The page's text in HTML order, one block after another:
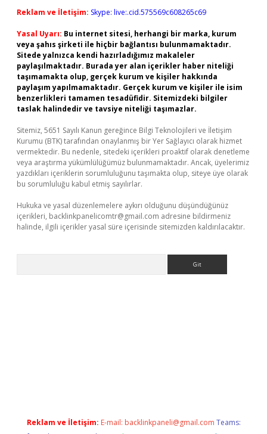
Reklam ve İletişim: Skype: live:.cid.575569c608265c69
Yasal Uyarı: Bu internet sitesi, herhangi bir marka, kurum
veya şahıs şirketi ile hiçbir bağlantısı bulunmamaktadır.
Sitede yalnızca kendi hazırladığımız makaleler
paylaşılmaktadır. Burada yer alan içerikler haber niteliği
taşımamakta olup, gerçek kurum ve kişiler hakkında
paylaşım yapılmamaktadır. Gerçek kurum ve kişiler ile isim
benzerlikleri tamamen tesadüfidir. Sitemizdeki bilgiler
taslak halindedir ve tavsiye niteliği taşımazlar.
Sitemiz, 5651 Sayılı Kanun gereğince Bilgi Teknolojileri ve İletişim
Kurumu (BTK) tarafından onaylanmış bir Yer Sağlayıcı olarak hizmet
vermektedir. Bu nedenle, sitedeki içerikleri proaktif olarak denetleme
veya araştırma yükümlülüğümüz bulunmamaktadır. Ancak, üyelerimiz
yazdıkları içeriklerin sorumluluğunu taşımakta olup, siteye üye olarak
bu sorumluluğu kabul etmiş sayılırlar.
Hukuka ve yasal düzenlemelere aykırı olduğunu düşündüğünüz
içerikleri, backlinkpanelicomtr@gmail.com adresine bildirmeniz
halinde, ilgili içerikler yasal süre içerisinde sitemizden kaldırılacaktır.
Reklam ve İletişim: E-mail: backlinkpaneli@gmail.com Teams: